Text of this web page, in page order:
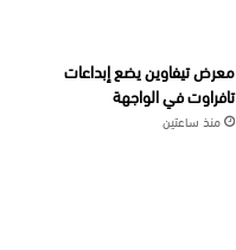
معرض تيفاوين يضع إبداعات
تافراوت في الواجهة
منذ ساعتين